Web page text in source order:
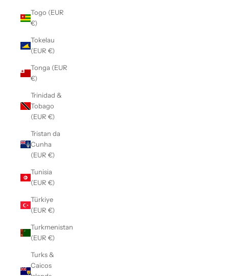
Togo (EUR
€)
Tokelau
(EUR €)
Tonga (EUR
€)
Trinidad &
Tobago
(EUR €)
Tristan da
Cunha
(EUR €)
Tunisia
(EUR €)
Türkiye
(EUR €)
Turkmenistan
(EUR €)
Turks &
Caicos